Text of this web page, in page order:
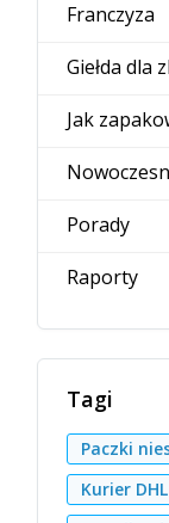
Franczyza
Giełda dla
Jak
Porady
Raporty
Tagi
Paczki
Kurier DHL